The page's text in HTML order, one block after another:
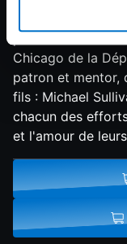
En 1930, deux
professionnel au
Chicago de la
patron et mentor,
fils : Michael
chacun des
et l'amour de